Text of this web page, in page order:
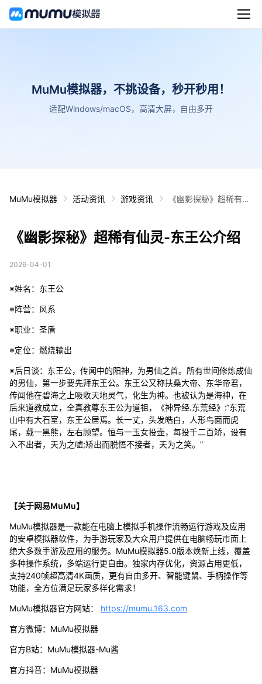
MuMu模拟器，不挑设备，秒开秒用！
适配Windows/macOS，高清大屏，自由多开
MuMu模拟器 活动资讯 游戏资讯
《幽影探秘》超稀有仙
《幽影探秘》超稀有仙灵-东王公介绍
2026-04-01
※姓名：东王公
※阵营：风系
※职业：圣盾
※定位：燃烧输出
※后日谈：东王公，传闻中的阳神，为男仙之首。所有世间修炼成仙
的男仙，第一步要先拜东王公。东王公又称扶桑大帝、东华帝君，
传闻他在碧海之上吸收天地灵气，化生为神。也被认为是海神，在
后来道教成立，全真教尊东王公为道祖，《神异经.东荒经》:“东荒
山中有大石室，东王公居焉。长一丈，头发皓白，人形鸟面而虎
尾，载一黑熊，左右顾望。恒与一玉女投壶，每投千二百矫，设有
入不出者，天为之嘘;矫出而脱悟不接者，天为之笑。”
【关于网易MuMu】
MuMu模拟器是一款能在电脑上模拟手机操作流畅运行游戏及应用
的安卓模拟器软件，为手游玩家及大众用户提供在电脑畅玩市面上
绝大多数手游及应用的服务。MuMu模拟器5.0版本焕新上线，覆盖
多种操作系统，多端运行更自由。独家内存优化，资源占用更低，
支持240帧超高清4K画质，更有自由多开、智能键鼠、手柄操作等
功能，全方位满足玩家多样化需求！
MuMu模拟器官方网站： https://mumu.163.com
官方微博：MuMu模拟器
官方B站：MuMu模拟器-Mu酱
官方抖音：MuMu模拟器